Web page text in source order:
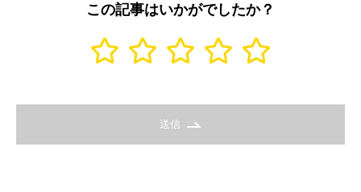
この記事はいかがでしたか？
送信